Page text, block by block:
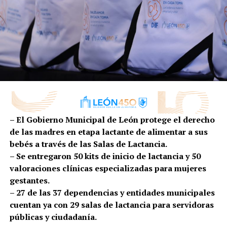
distinguen a la industria local en nuevas oportunidades
de crecimiento.
“Diversificar no significa dejar atrás aquello que
sabemos hacer; significa aprovechar todo ese
conocimiento, esa experiencia y esa capacidad
instalada para abrir nuevas puertas y conquistar
Aseguró que las empresas de la proveeduría cuentan
con el talento, la infraestructura y la capacidad de
innovación necesarias para competir en sectores como
el automotriz, aeroespacial, médico, mobiliario,
manufactura avanzada y la industria alimentaria,
demostrando que el talento leonés puede responder a
las exigencias de mercados cada vez más especializados.
Asimismo, refrendó el compromiso del Gobierno
Municipal para seguir impulsando políticas que
– El Gobierno Municipal de León protege el derecho
de las madres en etapa lactante de alimentar a sus
bebés a través de las Salas de Lactancia.
– Se entregaron 50 kits de inicio de lactancia y 50
valoraciones clínicas especializadas para mujeres
gestantes.
– 27 de las 37 dependencias y entidades municipales
cuentan ya con 29 salas de lactancia para servidoras
públicas y ciudadanía.